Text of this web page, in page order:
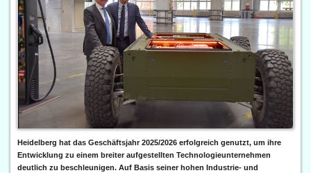
Heidelberg hat das Geschäftsjahr 2025/2026 erfolgreich genutzt, um ihre
Entwicklung zu einem breiter aufgestellten Technologieunternehmen
deutlich zu beschleunigen. Auf Basis seiner hohen Industrie- und